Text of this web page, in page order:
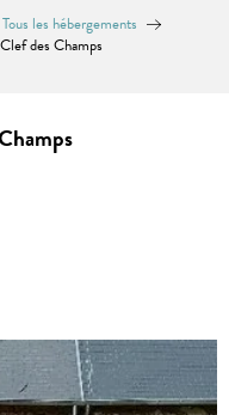
Tous les hébergements
des Champs